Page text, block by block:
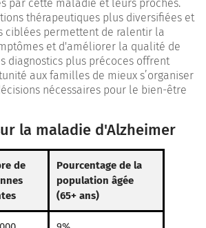
par cette maladie et leurs proches.
thérapeutiques plus diversifiées et
ciblées permettent de ralentir la
et d'améliorer la qualité de
diagnostics plus précoces offrent
aux familles de mieux s’organiser
nécessaires pour le bien-être
la maladie d'Alzheimer
de
Pourcentage de la
population âgée
(65+ ans)